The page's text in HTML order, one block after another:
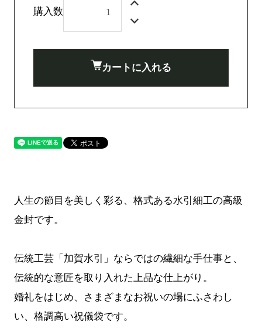
人生の節目を美しく彩る、格式ある水引細工の高級
金封です。
伝統工芸「加賀水引」ならではの繊細な手仕事と、
伝統的な意匠を取り入れた上品な仕上がり。
婚礼をはじめ、さまざまなお祝いの場にふさわし
い、格調高い祝儀袋です。
購入数
カートに入れる